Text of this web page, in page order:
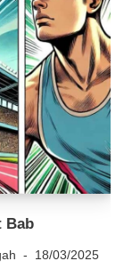
Bab
18/03/2025